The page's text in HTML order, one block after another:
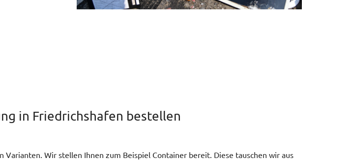
in Friedrichshafen bestellen
Wir stellen Ihnen zum Beispiel Container bereit. Diese tauschen wir aus